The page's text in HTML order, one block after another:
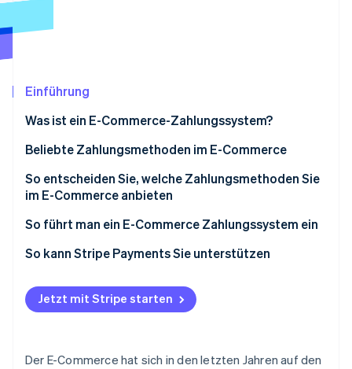
Betrugsprävention
Atlas
Online-Identitätsprüfung
Erfahren Sie, wie Stripe Lösungen für die
Einführung
Was ist ein E-Commerce-Zahlungssystem?
Beliebte Zahlungsmethoden im E-Commerce
So entscheiden Sie, welche Zahlungsmethoden Sie
im E-Commerce anbieten
So führt man ein E-Commerce Zahlungssystem ein
Wählen Sie einen Zahlungsdienstleister
Richten Sie ein Händlerkonto ein
Integrieren Sie Ihren Zahlungsdienstleister in Ihre
System testen
So kann Stripe Payments Sie unterstützen
Jetzt mit Stripe starten
Der E-Commerce hat sich in den letzten Jahren auf den